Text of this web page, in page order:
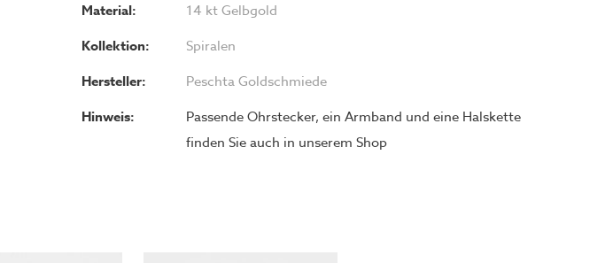
Material: 14 kt Gelbgold
Kollektion: Spiralen
Hersteller: Peschta Goldschmiede
Hinweis:
Passende Ohrstecker, ein Armband und eine Halskette
finden Sie auch in unserem Shop